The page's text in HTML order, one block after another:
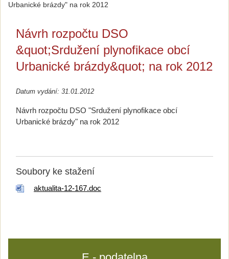
Urbanické brázdy" na rok 2012
Návrh rozpočtu DSO
&quot;Srdužení plynofikace obcí
Urbanické brázdy&quot; na rok 2012
Datum vydání: 31.01.2012
Návrh rozpočtu DSO "Srdužení plynofikace obcí
Urbanické brázdy" na rok 2012
Soubory ke stažení
aktualita-12-167.doc